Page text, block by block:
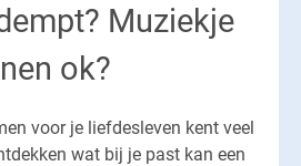
Muziekje
ok?
voor je liefdesleven kent veel
wat bij je past kan een